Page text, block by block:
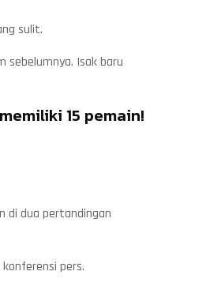
sulit.
sebelumnya. Isak baru
15 pemain!
di dua pertandingan
pers.